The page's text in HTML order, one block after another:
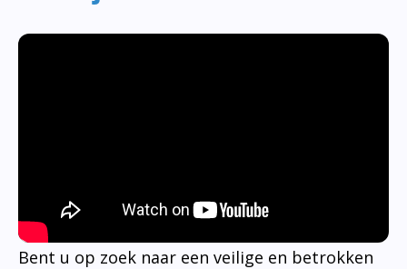
Bent u op zoek naar een veilige en betrokken